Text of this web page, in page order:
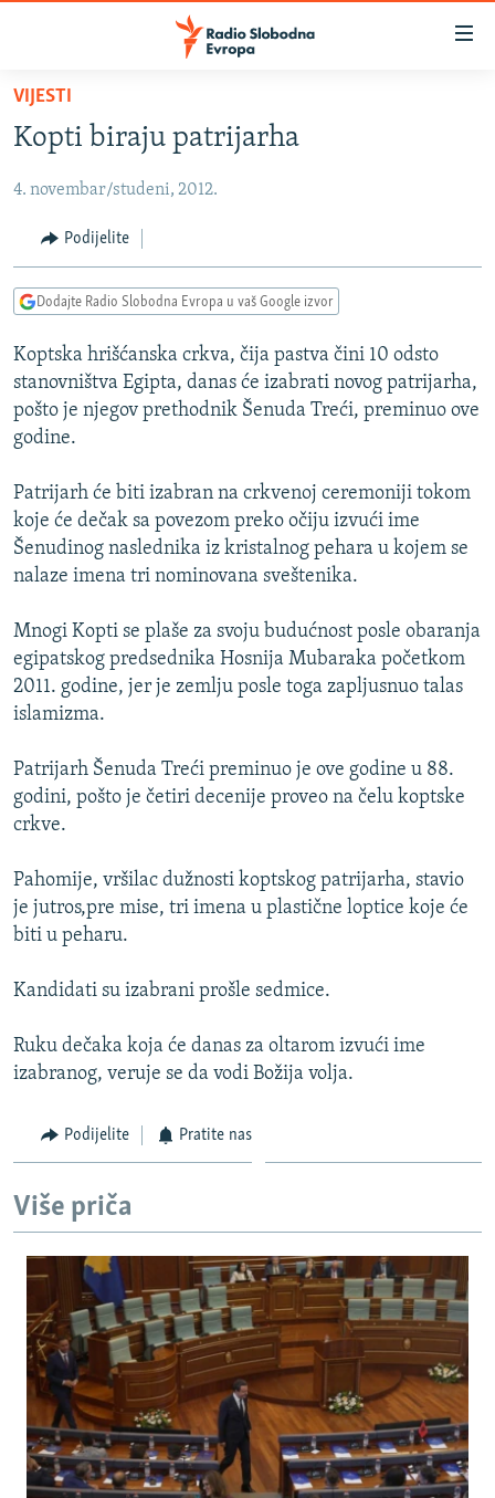
Pređite
glavni
Pređite
Pređite
pretragu
BOSNA I HERCEGOVINA
SRBIJA
KOSOVO
VIZUELNO
VIDEO
FOTOGALERIJE
INFOGRAFIKE
PODCASTI
RAT U UKRAJINI
KINA NA BALKANU
ISPRIČAJ MI
DNEVNO@RSE
VIŠE OD NASLOVA
GENOCID U SREBRENICI
POPLAVE I KLIZIŠTA U BIH 2024.
TV LIBERTY
POST SCRIPTUM
MOJA EVROPA
TRI DECENIJE OD RATA U BIH
SVE KARTE DEJTONA
PRATITE NAS
Sve RFE/RL stranice
VIJESTI
Kopti biraju patrijarha
4. novembar/studeni, 2012.
Podijelite
Dodajte Radio Slobodna Evropa u vaš Google izvor
Koptska hrišćanska crkva, čija pastva čini 10 odsto
stanovništva Egipta, danas će izabrati novog patrijarha,
pošto je njegov prethodnik Šenuda Treći, preminuo ove
godine.
Patrijarh će biti izabran na crkvenoj ceremoniji tokom
koje će dečak sa povezom preko očiju izvući ime
Šenudinog naslednika iz kristalnog pehara u kojem se
nalaze imena tri nominovana sveštenika.
Mnogi Kopti se plaše za svoju budućnost posle obaranja
egipatskog predsednika Hosnija Mubaraka početkom
2011. godine, jer je zemlju posle toga zapljusnuo talas
islamizma.
Patrijarh Šenuda Treći preminuo je ove godine u 88.
godini, pošto je četiri decenije proveo na čelu koptske
crkve.
Pahomije, vršilac dužnosti koptskog patrijarha, stavio
je jutros,pre mise, tri imena u plastične loptice koje će
biti u peharu.
Kandidati su izabrani prošle sedmice.
Ruku dečaka koja će danas za oltarom izvući ime
izabranog, veruje se da vodi Božija volja.
Podijelite Pratite nas
Više priča